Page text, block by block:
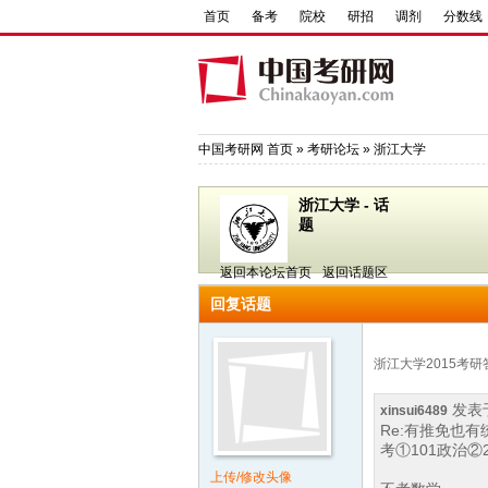
首页 备考 院校 研招 调剂 分数线
中国考研网 首页 » 考研论坛 » 浙江大学
浙江大学 - 话
题
返回本论坛首页 返回话题区
回复话题
上传/修改头像
浙江大学2015考研
xinsui6489 发表
Re:有推免也有
考①101政治